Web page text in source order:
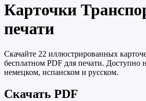
Карточки
печати
Скачайте 22 иллюстрированных
бесплатном PDF для печати. Доступно
немецком, испанском и русском.
Скачать PDF